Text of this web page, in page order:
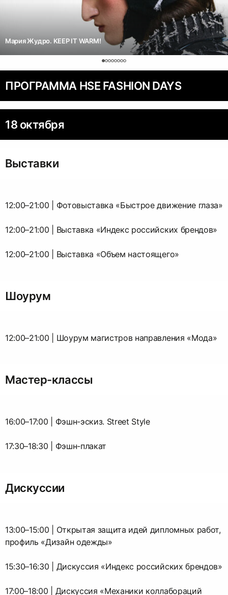
Мария Жудро. KEEP IT WARM!
ПРОГРАММА HSE FASHION DAYS
18 октября
Выставки
12:00–21:00 | Фотовыставка «Быстрое движение глаза»
12:00–21:00 | Выставка «Индекс российских брендов»
12:00–21:00 | Выставка «Объем настоящего»
Шоурум
12:00–21:00 | Шоурум магистров направления «Мода»
Мастер-классы
16:00–17:00 | Фэшн-эскиз. Street Style
17:30–18:30 | Фэшн-плакат
Дискуссии
13:00–15:00 | Открытая защита идей дипломных работ,
профиль «Дизайн одежды»
15:30–16:30 | Дискуссия «Индекс российских брендов»
17:00–18:00 | Дискуссия «Механики коллабораций